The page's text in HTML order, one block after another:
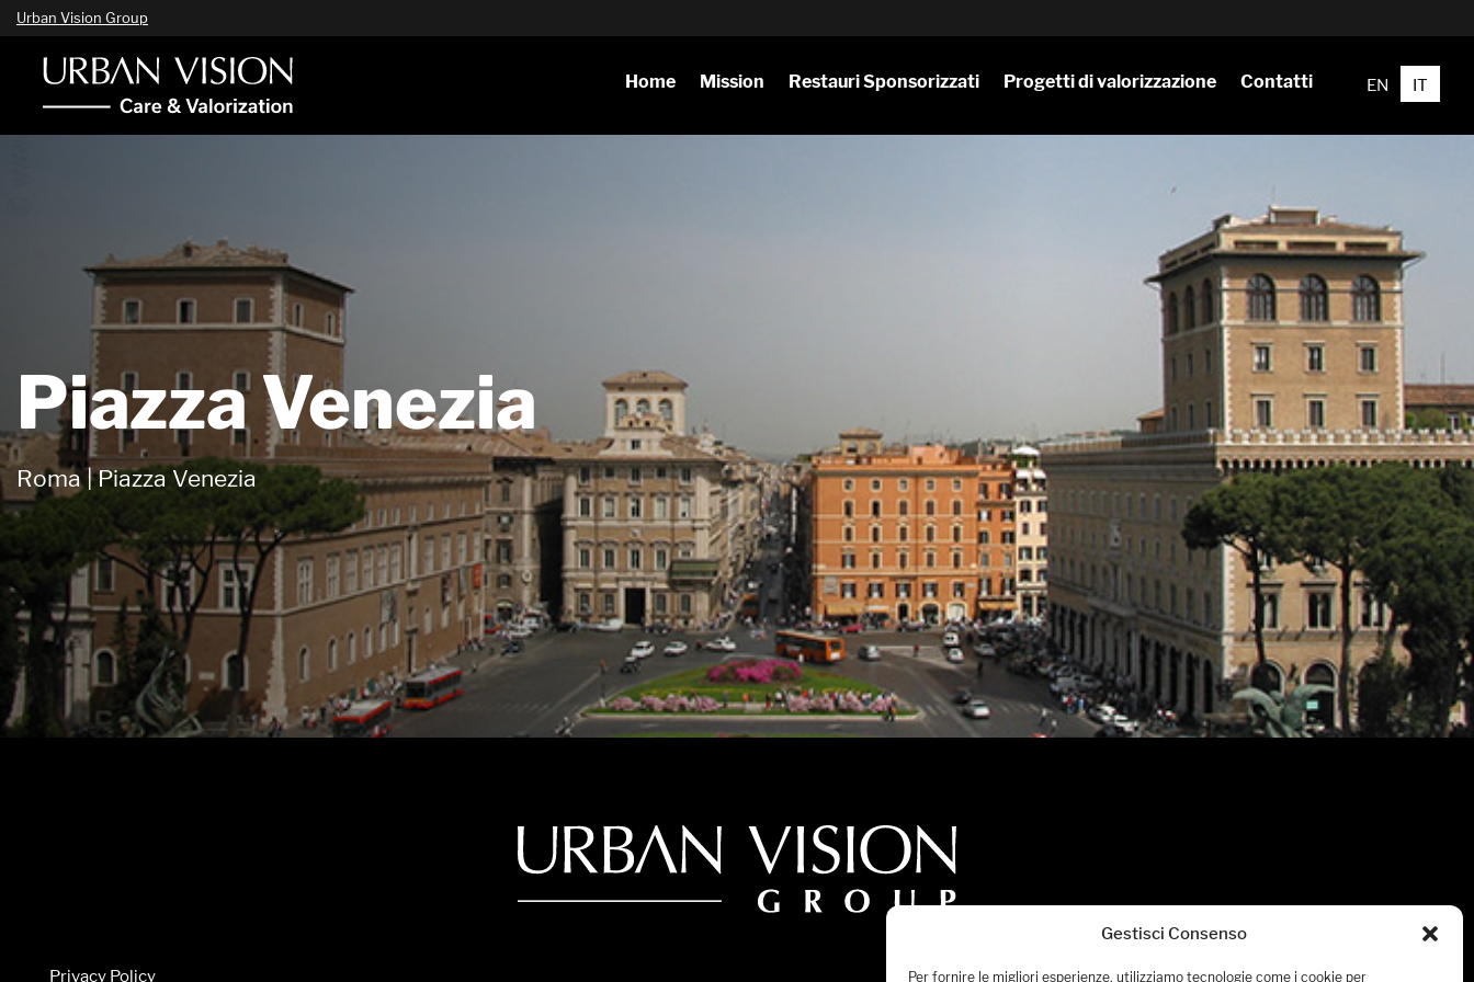
Gestisci Consenso
Per fornire le migliori esperienze, utilizziamo tecnologie come i cookie per
Urban Vision Group
Home Mission Restauri Sponsorizzati Progetti di valorizzazione Contatti EN IT
Piazza Venezia
Roma | Piazza Venezia
Privacy Policy